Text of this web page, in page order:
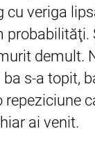
veriga
probabilităţi.
demult.
s-a topit,
ai venit.